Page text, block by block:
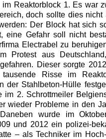
im Reaktorblock 1. Es war
doch sollte dies
Der Block hat sich
eine Gefahr soll nicht
Electrabel zu
Protest aus
Dieser sorgte
Risse im
der Stahlbeton-Hülle
im 2. Schrottmeiler
wieder Probleme in den
wurde im
und 2012 ein polizei-
– als Techniker im